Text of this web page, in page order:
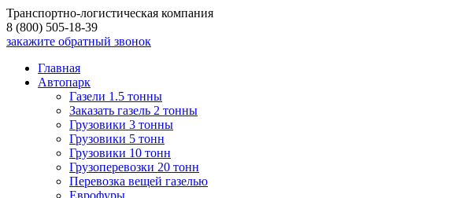
Транспортно-логистическая компания
8 (800) 505-18-39
закажите обратный звонок
Главная
Автопарк
Газели 1.5 тонны
Заказать газель 2 тонны
Грузовики 3 тонны
Грузовики 5 тонн
Грузовики 10 тонн
Грузоперевозки 20 тонн
Перевозка вещей газелью
Еврофуры